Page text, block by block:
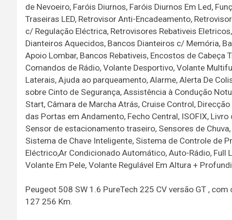
de Nevoeiro, Faróis Diurnos, Faróis Diurnos Em Led,
Traseiras LED, Retrovisor Anti-Encadeamento,
c/ Regulação Eléctrica, Retrovisores Rebativeis
Dianteiros Aquecidos, Bancos Dianteiros c/ Memória,
Apoio Lombar, Bancos Rebativeis, Encostos de
Comandos de Rádio, Volante Desportivo, Volante
Laterais, Ajuda ao parqueamento, Alarme, Alerta De
sobre Cinto de Segurança, Assistência à Condução
Start, Câmara de Marcha Atrás, Cruise Control,
das Portas em Andamento, Fecho Central, ISOFIX,
Sensor de estacionamento traseiro, Sensores de
Sistema de Chave Inteligente, Sistema de Controle de
Eléctrico,Ar Condicionado Automático, Auto-Rádio, Full
Volante Em Pele, Volante Regulável Em Altura +
Peugeot 508 SW 1.6 PureTech 225 CV versão GT ,
127 256 Km.